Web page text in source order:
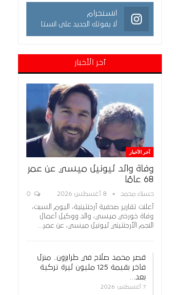
انستجرام
لا يفوتك الجديد على انستا
آخر الأخبار
آخر الأخبار
وفاة والد ليونيل ميسي عن عمر
68 عامًا
حسناء محمد 8 أغسطس 2026
أعلنت تقارير صحفية أرجنتينية، اليوم السبت،
وفاة خورخي ميسي، والد ووكيل أعمال
النجم الأرجنتيني ليونيل ميسي، عن عمر…
قصر محمد صلاح في طرابزون.. منزل
فاخر بقيمة 125 مليون ليرة تركية
بعد…
7 أغسطس 2026